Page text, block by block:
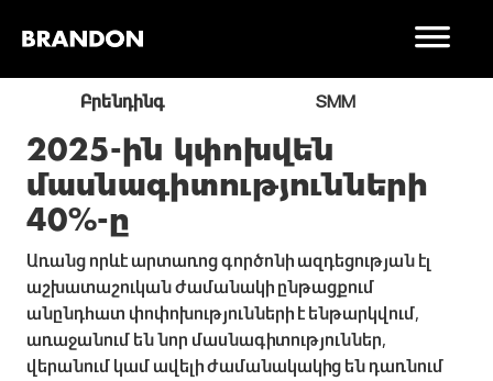
Բրենդինգ SMM
2025-ին կփոխվեն
մասնագիտությունների
40%-ը
Առանց որևէ արտառոց գործոնի ազդեցության էլ
աշխատաշուկան ժամանակի ընթացքում
անընդհատ փոփոխությունների է ենթարկվում,
առաջանում են նոր մասնագիտություններ,
վերանում կամ ավելի ժամանակակից են դառնում